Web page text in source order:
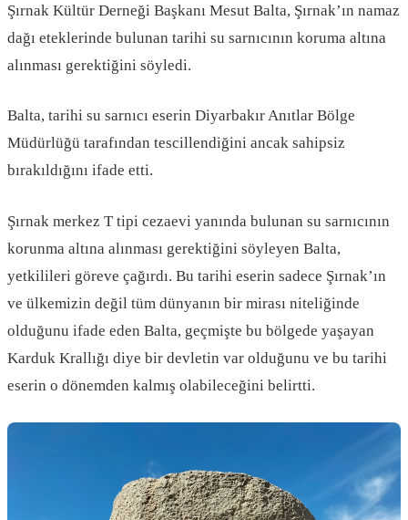
Şırnak Kültür Derneği Başkanı Mesut Balta, Şırnak’ın namaz
dağı eteklerinde bulunan tarihi su sarnıcının koruma altına
alınması gerektiğini söyledi.
Balta, tarihi su sarnıcı eserin Diyarbakır Anıtlar Bölge
Müdürlüğü tarafından tescillendiğini ancak sahipsiz
bırakıldığını ifade etti.
Şırnak merkez T tipi cezaevi yanında bulunan su sarnıcının
korunma altına alınması gerektiğini söyleyen Balta,
yetkilileri göreve çağırdı. Bu tarihi eserin sadece Şırnak’ın
ve ülkemizin değil tüm dünyanın bir mirası niteliğinde
olduğunu ifade eden Balta, geçmişte bu bölgede yaşayan
Karduk Krallığı diye bir devletin var olduğunu ve bu tarihi
eserin o dönemden kalmış olabileceğini belirtti.